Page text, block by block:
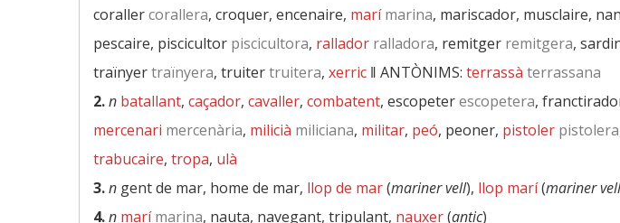
corallercorallera, croquer, encenaire, marímarina, mariscador, musclaire,
pescaire, piscicultor piscicultora, rallador ralladora, remitger remitgera,
traïnyertraïnyera, truitertruitera, xerric ‖ ANTÒNIMS: terrassà terrassana
2.n batallant, caçador, cavaller, combatent, escopeterescopetera,
mercenari mercenària, milicià miliciana, militar, peó, peoner, pistoler pistolera
trabucaire, tropa, ulà
3.n gent de mar, home de mar, llop de mar(mariner vell), llop marí(mariner vell
4.n marímarina, nauta, navegant, tripulant, nauxer(antic)